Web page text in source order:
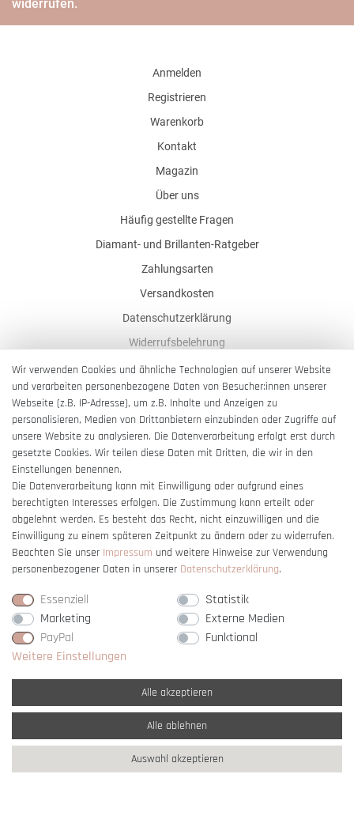
widerrufen.
Anmelden
Registrieren
Warenkorb
Kontakt
Magazin
Über uns
Häufig gestellte Fragen
Diamant- und Brillanten-Ratgeber
Zahlungsarten
Versandkosten
Datenschutzerklärung
Widerrufsbelehrung
AGB
Impressum
Barrierefreiheitserklärung
Vertrag widerrufen
* Alle Preise verstehen sich inkl. gesetzl. MwSt. undzzgl. Versandkosten
** Nur innerhalb Deutschlands© copyright 2007-2026 Schmuck Krone / Alle
Rechte vorbehalten / powered bycreateyourtemplate
Wir verwenden Cookies und ähnliche Technologien auf unserer Website
und verarbeiten personenbezogene Daten von Besucher:innen unserer
Webseite (z.B. IP-Adresse), um z.B. Inhalte und Anzeigen zu
personalisieren, Medien von Drittanbietern einzubinden oder Zugriffe auf
unsere Website zu analysieren. Die Datenverarbeitung erfolgt erst durch
gesetzte Cookies. Wir teilen diese Daten mit Dritten, die wir in den
Einstellungen benennen.
Die Datenverarbeitung kann mit Einwilligung oder aufgrund eines
berechtigten Interesses erfolgen. Die Zustimmung kann erteilt oder
abgelehnt werden. Es besteht das Recht, nicht einzuwilligen und die
Einwilligung zu einem späteren Zeitpunkt zu ändern oder zu widerrufen.
Beachten Sie unser Impressum und weitere Hinweise zur Verwendung
personenbezogener Daten in unserer Daten­schutz­erklärung.
Essenziell
Statistik
Marketing
Externe Medien
PayPal
Funktional
Weitere Einstellungen
Alle akzeptieren
Alle ablehnen
Auswahl akzeptieren